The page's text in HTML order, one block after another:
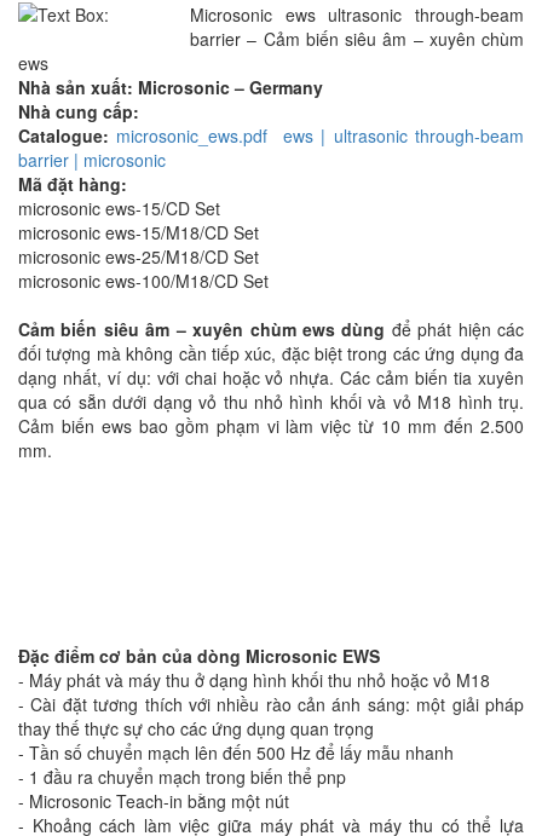
Microsonic ews ultrasonic through-beam
barrier – Cảm biến siêu âm – xuyên chùm
ews
Nhà sản xuất: Microsonic – Germany
Nhà cung cấp:
Catalogue: microsonic_ews.pdf
ews | ultrasonic through-beam
barrier | microsonic
Mã đặt hàng:
microsonic ews-15/CD Set
microsonic ews-15/M18/CD Set
microsonic ews-25/M18/CD Set
microsonic ews-100/M18/CD Set
Cảm biến siêu âm – xuyên chùm ews dùng để phát hiện các
đối tượng mà không cần tiếp xúc, đặc biệt trong các ứng dụng đa
dạng nhất, ví dụ: với chai hoặc vỏ nhựa. Các cảm biến tia xuyên
qua có sẵn dưới dạng vỏ thu nhỏ hình khối và vỏ M18 hình trụ.
Cảm biến ews bao gồm phạm vi làm việc từ 10 mm đến 2.500
mm.
Đặc điểm cơ bản của dòng Microsonic EWS
- Máy phát và máy thu ở dạng hình khối thu nhỏ hoặc vỏ M18
- Cài đặt tương thích với nhiều rào cản ánh sáng: một giải pháp
thay thế thực sự cho các ứng dụng quan trọng
- Tần số chuyển mạch lên đến 500 Hz để lấy mẫu nhanh
- 1 đầu ra chuyển mạch trong biến thể pnp
- Microsonic Teach-in bằng một nút
- Khoảng cách làm việc giữa máy phát và máy thu có thể lựa